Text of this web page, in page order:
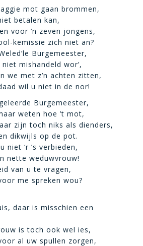
mot gaan brommen,
betalen kan,
voor ’n zeven jongens,
kemissie zich niet an?
Burgemeester,
mishandeld wor’,
we met z’n achten zitten,
wil u niet in de nor!
Burgemeester,
weten hoe ’t mot,
zijn toch niks als dienders,
dikwijls op de pot.
niet ‘r ’s verbieden,
nette weduwvrouw!
van u te vragen,
me spreken wou?
daar is misschien een
is toch ook wel ies,
al uw spullen zorgen,